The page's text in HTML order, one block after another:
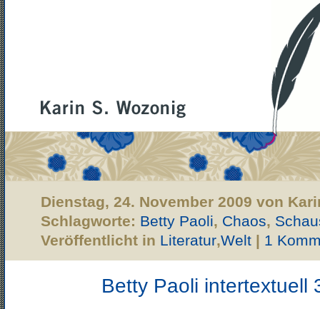
Dienstag, 24. November 2009 von
Schlagworte: Betty Paoli, Chaos,
Veröffentlicht in Literatur,Welt | 1
Betty Paoli intertextuell